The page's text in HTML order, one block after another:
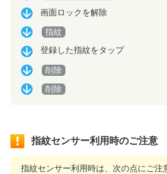
画面ロックを解除
指紋
登録した指紋をタップ
削除
削除
指紋センサー利用時のご注意
指紋センサー利用時は、次の点にご注